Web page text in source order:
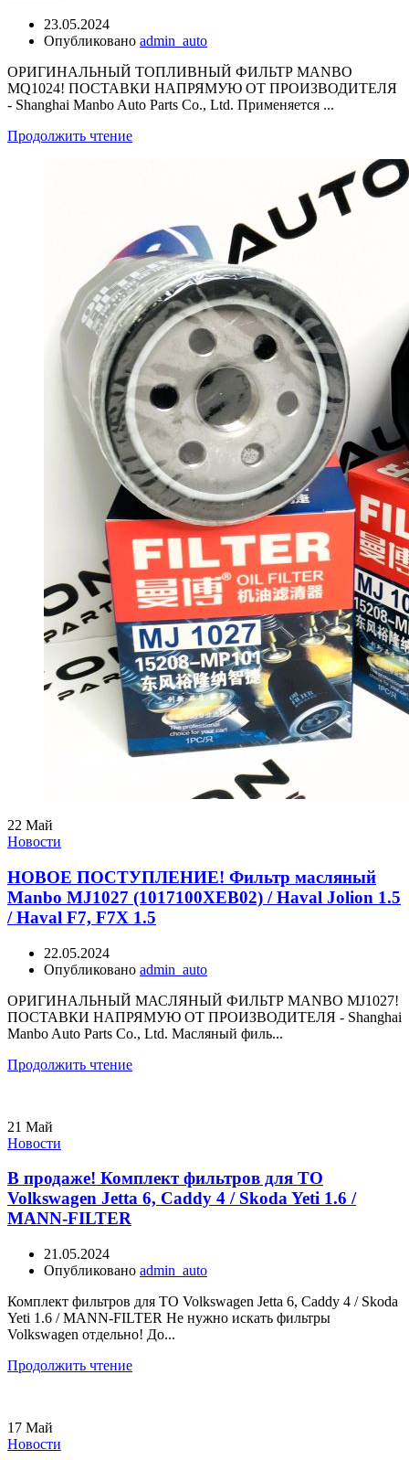
23.05.2024
Опубликовано admin_auto
ОРИГИНАЛЬНЫЙ ТОПЛИВНЫЙ ФИЛЬТР MANBO
MQ1024! ПОСТАВКИ НАПРЯМУЮ ОТ ПРОИЗВОДИТЕЛЯ
- Shanghai Manbo Auto Parts Co., Ltd. Применяется ...
Продолжить чтение
22 Май
Новости
НОВОЕ ПОСТУПЛЕНИЕ! Фильтр масляный
Manbo MJ1027 (1017100XEB02) / Haval Jolion 1.5
/ Haval F7, F7X 1.5
22.05.2024
Опубликовано admin_auto
ОРИГИНАЛЬНЫЙ МАСЛЯНЫЙ ФИЛЬТР MANBO MJ1027!
ПОСТАВКИ НАПРЯМУЮ ОТ ПРОИЗВОДИТЕЛЯ - Shanghai
Manbo Auto Parts Co., Ltd. Масляный филь...
Продолжить чтение
21 Май
Новости
В продаже! Комплект фильтров для ТО
Volkswagen Jetta 6, Caddy 4 / Skoda Yeti 1.6 /
MANN-FILTER
21.05.2024
Опубликовано admin_auto
Комплект фильтров для ТО Volkswagen Jetta 6, Caddy 4 / Skoda
Yeti 1.6 / MANN-FILTER Не нужно искать фильтры
Volkswagen отдельно! До...
Продолжить чтение
17 Май
Новости